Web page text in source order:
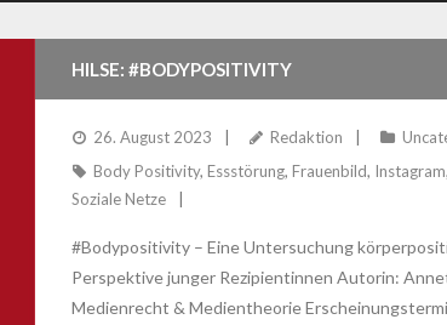
HILSE: #BODYPOSITIVITY
26. August 2023 Redaktion
Body Positivity, Essstörung, Frauenbild, Instagram,
Soziale Netze
#Bodypositivity – Eine Untersuchung
Perspektive junger Rezipientinnen Autorin:
Medienrecht & Medientheorie